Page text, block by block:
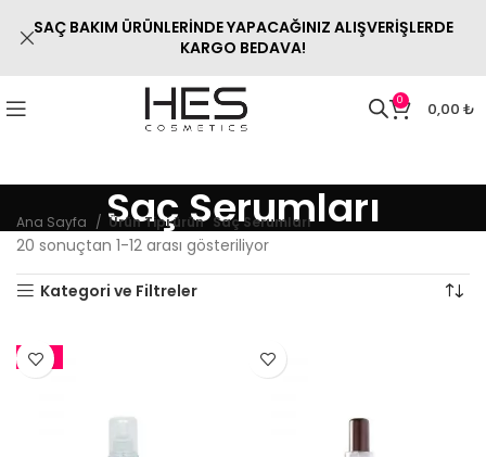
0 0,00 ₺
Saç Serumları
Ana Sayfa Ürün Tipi ürün Saç Serumları
20 sonuçtan 1-12 arası gösteriliyor
Kategori ve Filtreler
-11%
SAÇ BAKIM ÜRÜNLERİNDE YAPACAĞINIZ ALIŞVERİŞLERDE
KARGO BEDAVA!